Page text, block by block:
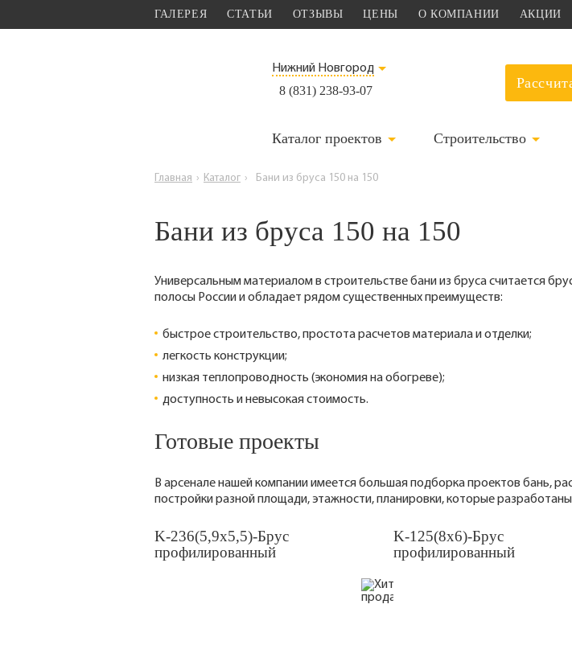
ГАЛЕРЕЯ СТАТЬИ ОТЗЫВЫ ЦЕНЫ О КОМПАНИИ АКЦИИ
Нижний Новгород
8 (831) 238-93-07
Каталог проектов Строительство
Главная › Каталог › Бани из бруса 150 на 150
Бани из бруса 150 на 150
Универсальным материалом в строительстве бани из бруса считается
полосы России и обладает рядом существенных преимуществ:
быстрое строительство, простота расчетов материала и отделки;
легкость конструкции;
низкая теплопроводность (экономия на обогреве);
доступность и невысокая стоимость.
Готовые проекты
В арсенале нашей компании имеется большая подборка проектов бань,
постройки разной площади, этажности, планировки, которые
K-236(5,9x5,5)-Брус
профилированный
K-125(8х6)-Брус
профилированный